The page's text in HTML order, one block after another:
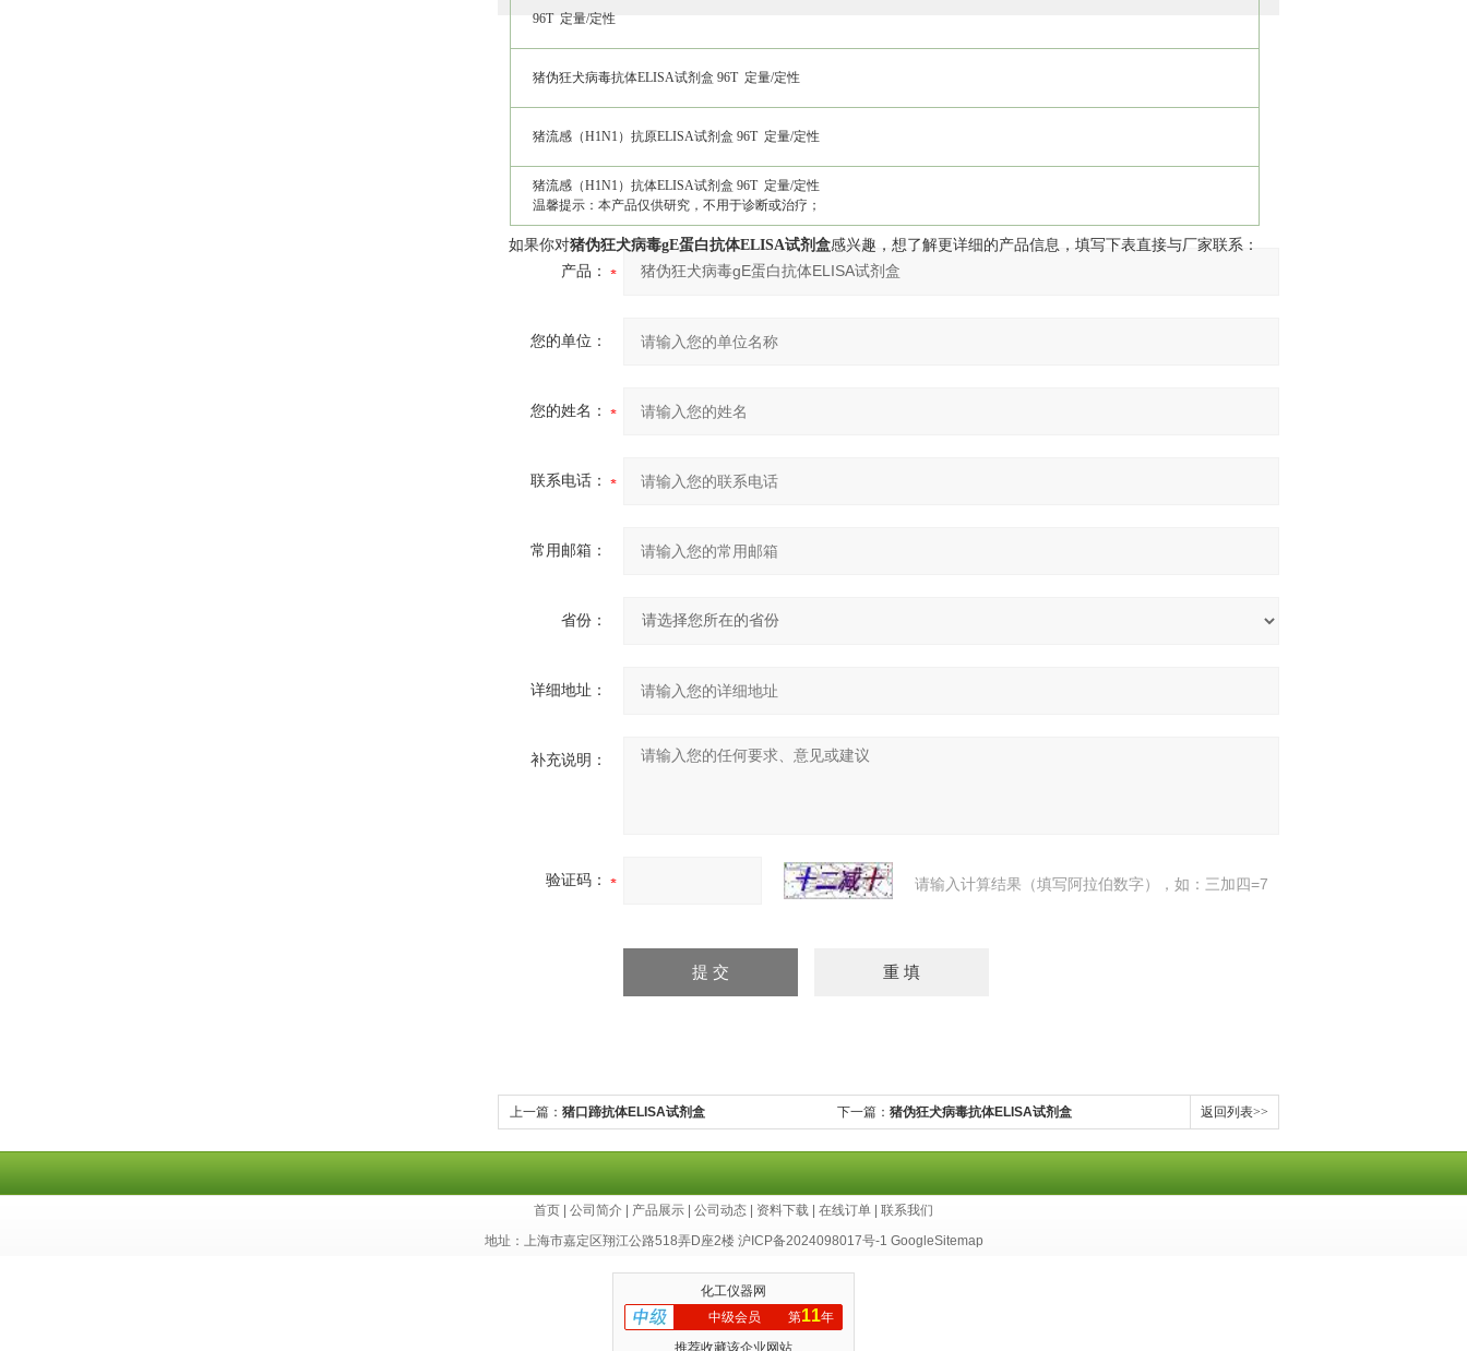
96T 定量/定性
猪伪狂犬病毒抗体ELISA试剂盒 96T 定量/定性
猪流感（H1N1）抗原ELISA试剂盒 96T 定量/定性
猪流感（H1N1）抗体ELISA试剂盒 96T 定量/定性
温馨提示：本产品仅供研究，不用于诊断或治疗；
如果你对猪伪狂犬病毒gE蛋白抗体ELISA试剂盒感兴趣，想了解更详细的产品信息，填写下表直接与厂家联系：
产品：
您的单位：
您的姓名：
联系电话：
常用邮箱：
省份：
详细地址：
补充说明：
验证码： 请输入计算结果（填写阿拉伯数字），如：三加四=7
上一篇： 猪口蹄抗体ELISA试剂盒 下一篇： 猪伪狂犬病毒抗体ELISA试剂盒 返回列表>>
首页 公司简介 产品展示 公司动态 资料下载 在线订单
联系我们
地址：上海市嘉定区翔江公路518弄D座2楼 沪ICP备2024098017号-1 GoogleSitemap
化工仪器网
中级会员
第11年
推荐收藏该企业网站